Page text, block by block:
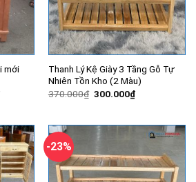
mới
Thanh Lý Kệ Giày 3 Tầng Gỗ Tự
Nhiên Tồn Kho (2 Màu)
370.000₫ Giá
300.000₫Giá
hiện
300.000₫.
-23%